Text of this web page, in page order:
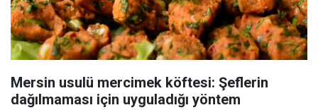
Mersin usulü mercimek köftesi: Şeflerin
dağılmaması için uyguladığı yöntem